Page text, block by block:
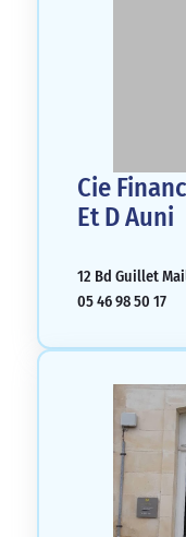
Cie
Et D Auni
12 Bd Guillet
05 46 98 50 17